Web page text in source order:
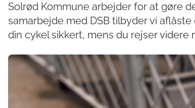
Solrød Kommune arbejder for at gøre
samarbejde med DSB tilbyder vi
din cykel sikkert, mens du rejser videre